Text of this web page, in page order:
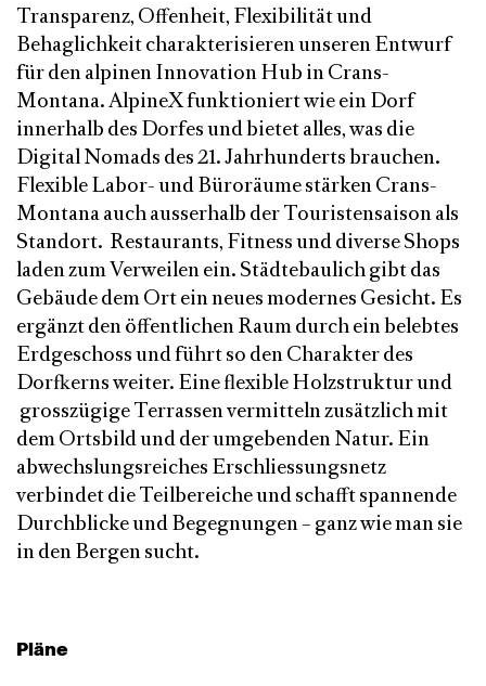
Transparenz, Offenheit, Flexibilität und
Behaglichkeit charakterisieren unseren Entwurf
für den alpinen Innovation Hub in Crans-
Montana. AlpineX funktioniert wie ein Dorf
innerhalb des Dorfes und bietet alles, was die
Digital Nomads des 21. Jahrhunderts brauchen.
Flexible Labor- und Büroräume stärken Crans-
Montana auch ausserhalb der Touristensaison als
Standort. Restaurants, Fitness und diverse Shops
laden zum Verweilen ein. Städtebaulich gibt das
Gebäude dem Ort ein neues modernes Gesicht. Es
ergänzt den öffentlichen Raum durch ein belebtes
Erdgeschoss und führt so den Charakter des
Dorfkerns weiter. Eine flexible Holzstruktur und
grosszügige Terrassen vermitteln zusätzlich mit
dem Ortsbild und der umgebenden Natur. Ein
abwechslungsreiches Erschliessungsnetz
verbindet die Teilbereiche und schafft spannende
Durchblicke und Begegnungen – ganz wie man sie
in den Bergen sucht.
Pläne